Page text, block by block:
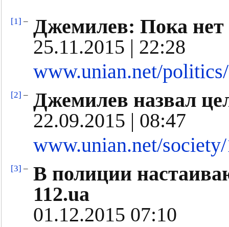
[1] – Джемилев: Пока
25.11.2015 | 22:28
www.unian.net/
[2] – Джемилев назвал
22.09.2015 | 08:47
www.unian.net/
[3] – В полиции
112.ua
01.12.2015 07:10